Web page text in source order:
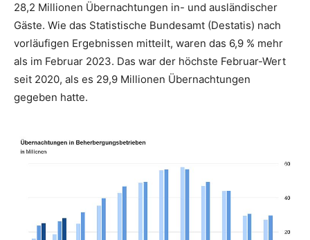
28,2 Millionen Übernachtungen in- und ausländischer
Gäste. Wie das Statistische Bundesamt (Destatis) nach
vorläufigen Ergebnissen mitteilt, waren das 6,9 % mehr
als im Februar 2023. Das war der höchste Februar-Wert
seit 2020, als es 29,9 Millionen Übernachtungen
gegeben hatte.